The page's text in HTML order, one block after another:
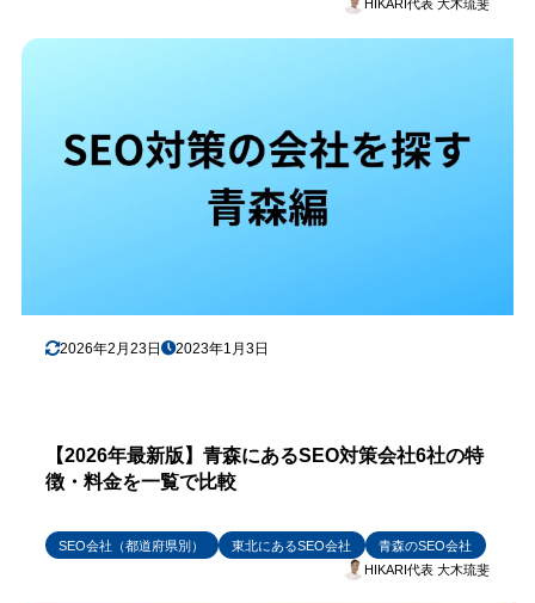
HIKARI代表 大木琉斐
2026年2月23日 2023年1月3日
【2026年最新版】青森にあるSEO対策会社6社の特
徴・料金を一覧で比較
SEO会社（都道府県別） 東北にあるSEO会社
青森のSEO会社
HIKARI代表 大木琉斐